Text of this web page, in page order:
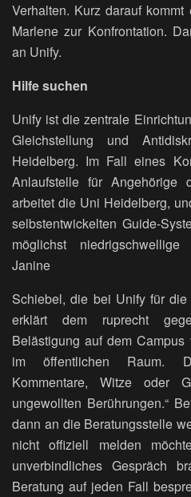
Verhalten. Kurz darauf
Marlene zur Konfrontation.
an Unify.
Hilfe suchen
Unify ist die zentrale
Gleichstellung und
Heidelberg. Im Fall eines
Anlaufstelle für Angehörige
arbeitet die Uni Heidelberg,
selbstentwickelten Guide-
möglichst
Janine
Schiebel, die bei Unify für
erklärt dem ruprecht
Belästigung auf dem
im öffentlichen Raum.
Kommentare, Witze
ungewollten Berührungen.“
dann an die Beratungsstelle
nicht offiziell melden
unverbindliches Gespräch
Beratung auf jeden Fall